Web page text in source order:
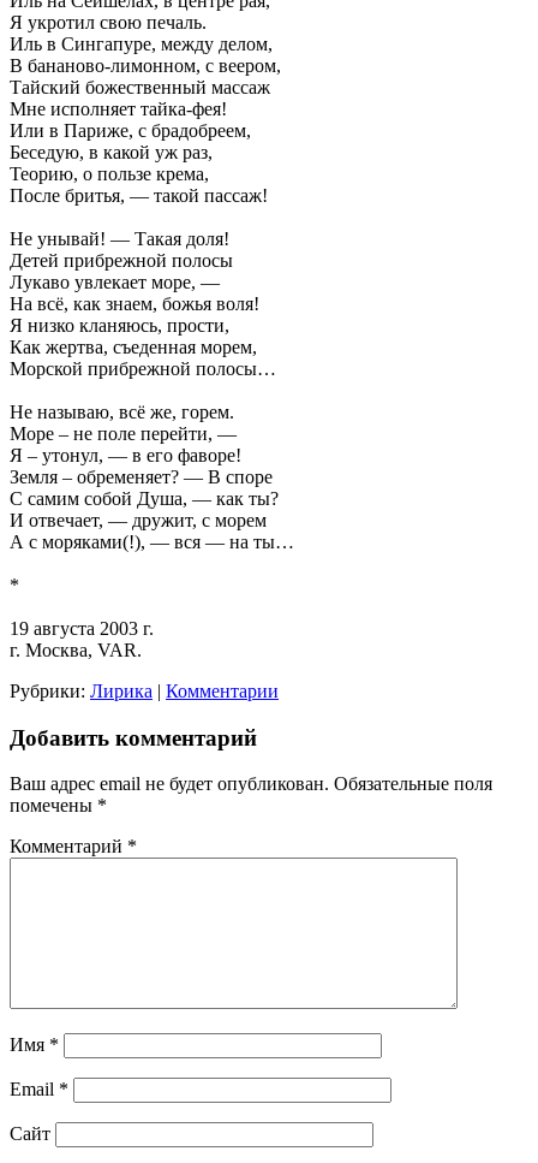
Я укротил свою печаль.
Иль в Сингапуре, между делом,
В бананово-лимонном, с веером,
Тайский божественный массаж
Мне исполняет тайка-фея!
Или в Париже, с брадобреем,
Беседую, в какой уж раз,
Теорию, о пользе крема,
После бритья, — такой пассаж!
Не унывай! — Такая доля!
Детей прибрежной полосы
Лукаво увлекает море, —
На всё, как знаем, божья воля!
Я низко кланяюсь, прости,
Как жертва, съеденная морем,
Морской прибрежной полосы…
Не называю, всё же, горем.
Море – не поле перейти, —
Я – утонул, — в его фаворе!
Земля – обременяет? — В споре
С самим собой Душа, — как ты?
И отвечает, — дружит, с морем
А с моряками(!), — вся — на ты…
*
19 августа 2003 г.
г. Москва, VAR.
Рубрики: Лирика | Комментарии
Добавить комментарий
Ваш адрес email не будет опубликован. Обязательные поля
помечены *
Комментарий *
Имя *
Email *
Сайт